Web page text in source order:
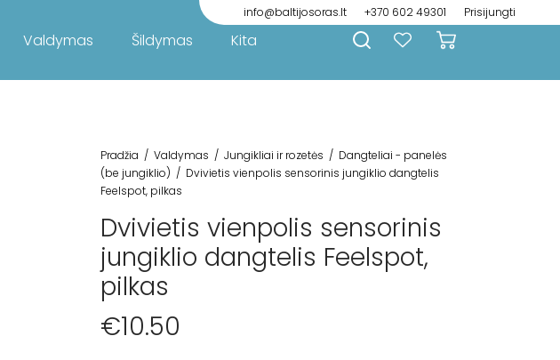
info@baltijosoras.lt +370 602 49301 Prisijungti
Valdymas Šildymas Kita
Pradžia / Valdymas / Jungikliai ir rozetės / Dangteliai - panelės
(be jungiklio) / Dvivietis vienpolis sensorinis jungiklio dangtelis
Feelspot, pilkas
Dvivietis vienpolis sensorinis
jungiklio dangtelis Feelspot,
pilkas
€10.50